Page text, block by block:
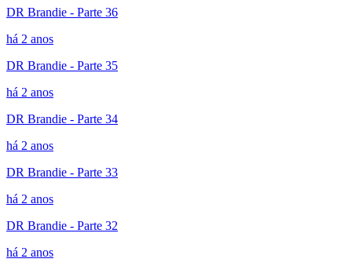
DR Brandie - Parte 36
há 2 anos
DR Brandie - Parte 35
há 2 anos
DR Brandie - Parte 34
há 2 anos
DR Brandie - Parte 33
há 2 anos
DR Brandie - Parte 32
há 2 anos